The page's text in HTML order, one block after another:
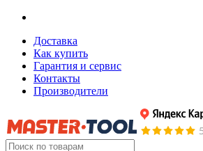
Доставка
Как купить
Гарантия и сервис
Контакты
Производители